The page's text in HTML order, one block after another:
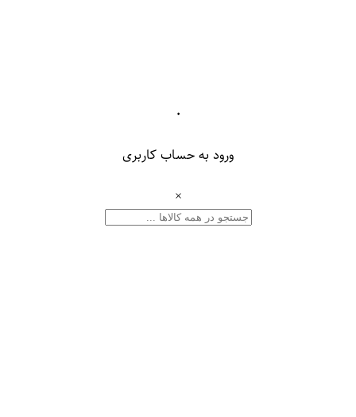
۰
ورود به حساب کاربری
×